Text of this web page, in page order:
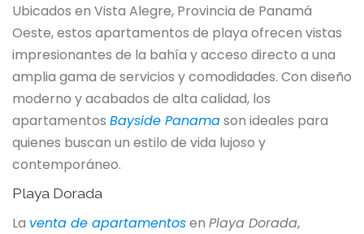
Ubicados en Vista Alegre, Provincia de Panamá
Oeste, estos apartamentos de playa ofrecen vistas
impresionantes de la bahía y acceso directo a una
amplia gama de servicios y comodidades. Con diseño
moderno y acabados de alta calidad, los
apartamentos Bayside Panamason ideales para
quienes buscan un estilo de vida lujoso y
contemporáneo.
Playa Dorada
La venta de apartamentosen Playa Dorada,